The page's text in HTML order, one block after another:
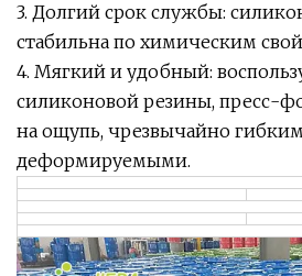
3. Долгий срок службы:
стабильна по химическим
4. Мягкий и удобный:
силиконовой резины, пресс-
на ощупь, чрезвычайно
деформируемыми.